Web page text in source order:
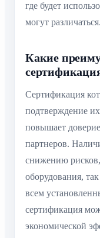
где будет
могут различаться.
Какие
Сертификация
подтверждение их
повышает
партнеров.
снижению
оборудования,
всем
сертификация
экономической